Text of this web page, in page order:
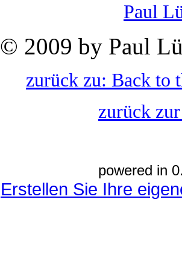
Paul
© 2009 by Paul
zurück zu: Back to
zurück
powered in
Erstellen Sie Ihre